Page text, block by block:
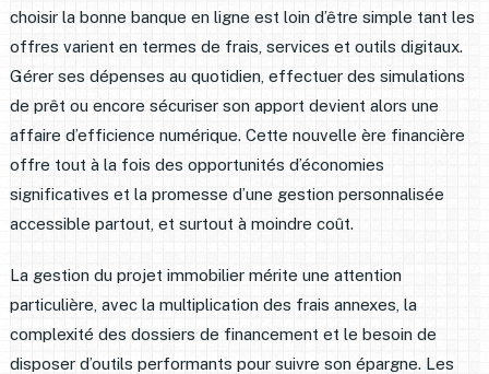
choisir la bonne banque en ligne est loin d’être simple tant les
offres varient en termes de frais, services et outils digitaux.
Gérer ses dépenses au quotidien, effectuer des simulations
de prêt ou encore sécuriser son apport devient alors une
affaire d’efficience numérique. Cette nouvelle ère financière
offre tout à la fois des opportunités d’économies
significatives et la promesse d’une gestion personnalisée
accessible partout, et surtout à moindre coût.
La gestion du projet immobilier mérite une attention
particulière, avec la multiplication des frais annexes, la
complexité des dossiers de financement et le besoin de
disposer d’outils performants pour suivre son épargne. Les